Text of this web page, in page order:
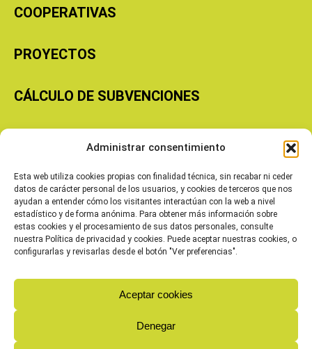
Administrar consentimiento
Esta web utiliza cookies propias con finalidad técnica, sin recabar ni ceder
datos de carácter personal de los usuarios, y cookies de terceros que nos
ayudan a entender cómo los visitantes interactúan con la web a nivel
estadístico y de forma anónima. Para obtener más información sobre
estas cookies y el procesamiento de sus datos personales, consulte
nuestra Política de privacidad y cookies. Puede aceptar nuestras cookies, o
configurarlas y revisarlas desde el botón "Ver preferencias".
Aceptar cookies
Denegar
COOPERATIVAS
PROYECTOS
CÁLCULO DE SUBVENCIONES